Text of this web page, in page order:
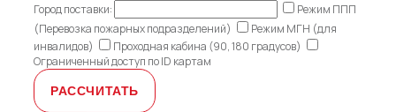
Город поставки:
Режим ППП
(Перевозка пожарных подразделений)
Режим МГН (для
инвалидов)
Проходная кабина (90, 180 градусов)
Ограниченный доступ по ID картам